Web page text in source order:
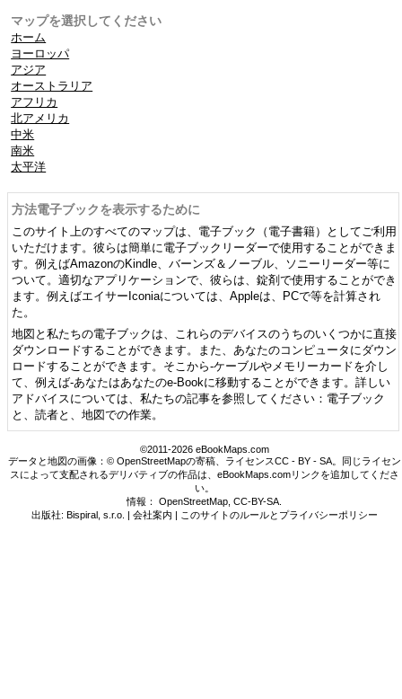
マップを選択してください
ホーム
ヨーロッパ
アジア
オーストラリア
アフリカ
北アメリカ
中米
南米
太平洋
方法電子ブックを表示するために
このサイト上のすべてのマップは、電子ブック（電子書籍）としてご利用
いただけます。彼らは簡単に電子ブックリーダーで使用することができま
す。例えばAmazonのKindle、バーンズ＆ノーブル、ソニーリーダー等に
ついて。適切なアプリケーションで、彼らは、錠剤で使用することができ
ます。例えばエイサーIconiaについては、Appleは、PCで等を計算され
た。
地図と私たちの電子ブックは、これらのデバイスのうちのいくつかに直接
ダウンロードすることができます。また、あなたのコンピュータにダウン
ロードすることができます。そこから-ケーブルやメモリーカードを介し
て、例えば-あなたはあなたのe-Bookに移動することができます。詳しい
アドバイスについては、私たちの記事を参照してください：電子ブック
と、読者と、地図での作業。
©2011-2026 eBookMaps.com
データと地図の画像：© OpenStreetMapの寄稿、ライセンスCC - BY - SA。同じライセン
スによって支配されるデリバティブの作品は、eBookMaps.comリンクを追加してくださ
い。
情報：OpenStreetMap ,CC-BY-SA
出版社: Bispiral, s.r.o. | 会社案内 | このサイトのルールとプライバシーポリシー